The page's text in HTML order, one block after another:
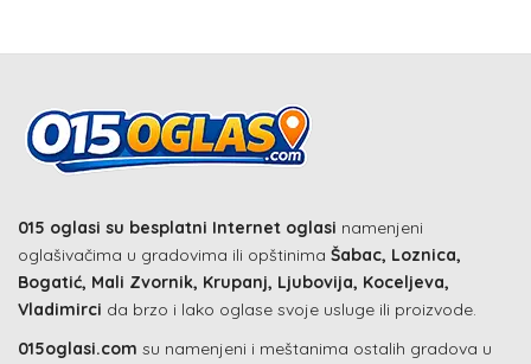
015 oglasi su besplatni Internet oglasi namenjeni
oglašivačima u gradovima ili opštinima Šabac, Loznica,
Bogatić, Mali Zvornik, Krupanj, Ljubovija, Koceljeva,
Vladimirci da brzo i lako oglase svoje usluge ili proizvode.
015oglasi.com su namenjeni i meštanima ostalih gradova u